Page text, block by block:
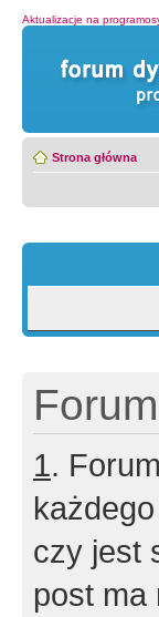
Aktualizacje na
Strona główna
1.
czy jest
post ma